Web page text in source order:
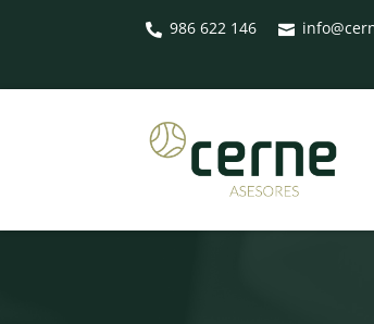
 986 622 146 